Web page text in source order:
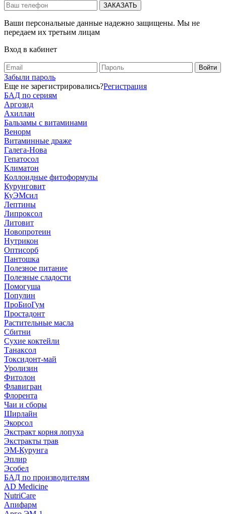
Ваши персональные данные надежно защищены. Мы не
передаем их третьим лицам
Вход в кабинет
Забыли пароль
Еще не зарегистрировались?Регистрация
БАД по сериям
Аргозид
Ахиллан
Бальзамы с витаминами
Венорм
Витаминные драже
Галега-Нова
Гепатосол
Климатон
Коллоидные фитоформулы
Курунговит
КуЭМсил
Лептины
Липроксол
Литовит
Новопротеин
Нутрикон
Оптисорб
Пантошка
Полезное питание
Полезные сладости
Помогуша
Популин
ПроБиоГум
Простадонт
Растительные масла
Сбитни
Сухие коктейли
Танаксол
Токсидонт-май
Уролизин
Фитолон
Флавигран
Флорента
Чаи и сборы
Ширлайн
Экорсол
Экстракт корня лопуха
Экстракты трав
ЭМ-Курунга
Эплир
Эсобел
БАД по производителям
AD Medicine
NutriCare
Апифарм